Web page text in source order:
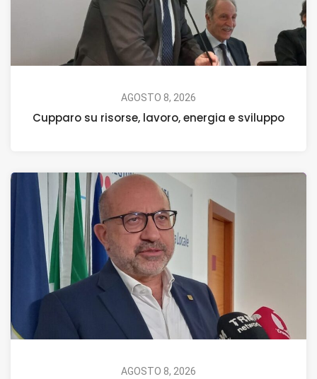
AGOSTO 8, 2026
Cupparo su risorse, lavoro, energia e sviluppo
AGOSTO 8, 2026